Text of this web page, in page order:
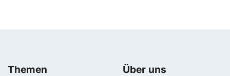
Themen Über uns